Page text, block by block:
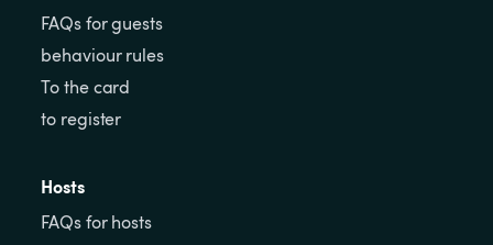
FAQs for guests
behaviour rules
To the card
to register
Hosts
FAQs for hosts